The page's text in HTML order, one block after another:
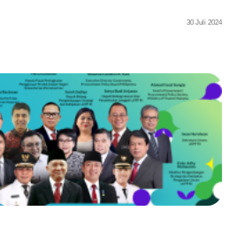
30 Juli 2024